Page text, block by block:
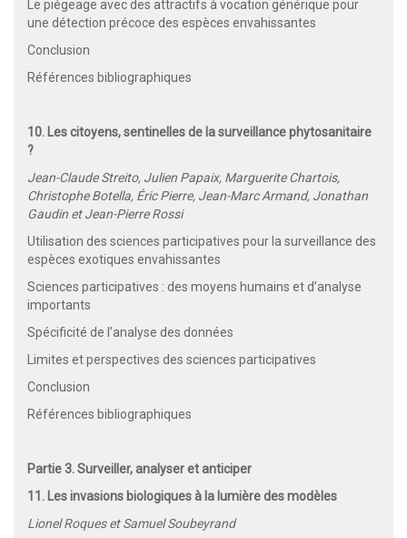
Le piégeage avec des attractifs à vocation générique pour
une détection précoce des espèces envahissantes
Conclusion
Références bibliographiques
10. Les citoyens, sentinelles de la surveillance phytosanitaire
?
Jean-Claude Streito, Julien Papaix, Marguerite Chartois,
Christophe Botella, Éric Pierre, Jean-Marc Armand, Jonathan
Gaudin et Jean-Pierre Rossi
Utilisation des sciences participatives pour la surveillance des
espèces exotiques envahissantes
Sciences participatives : des moyens humains et d’analyse
importants
Spécificité de l’analyse des données
Limites et perspectives des sciences participatives
Conclusion
Références bibliographiques
Partie 3. Surveiller, analyser et anticiper
11. Les invasions biologiques à la lumière des modèles
Lionel Roques et Samuel Soubeyrand